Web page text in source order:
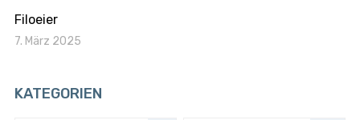
Filoeier
7. März 2025
KATEGORIEN